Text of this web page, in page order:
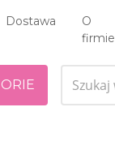
Dostawa
O
firmie